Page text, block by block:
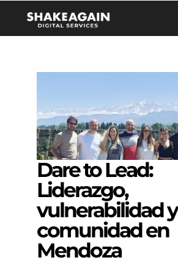
Dare to Lead:
Liderazgo,
vulnerabilidad y
comunidad en
Mendoza